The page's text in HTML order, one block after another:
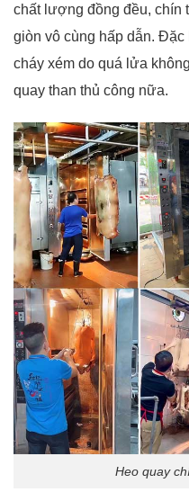
chất lượng đồng đều, chín
giòn vô cùng hấp dẫn. Đặc
cháy xém do quá lửa
quay than thủ công nữa.
Heo quay